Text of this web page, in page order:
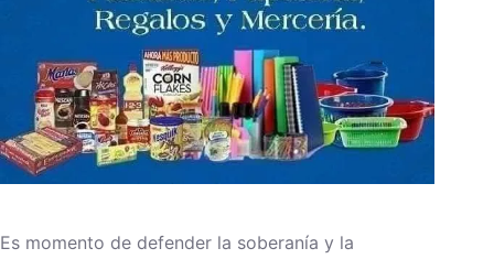
Es momento de defender la soberanía y la